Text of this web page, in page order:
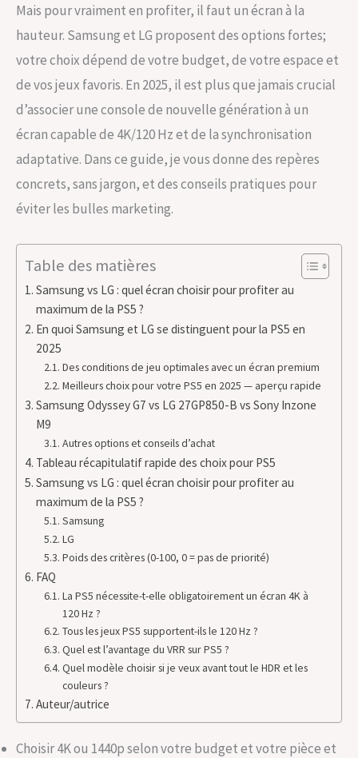
Mais pour vraiment en profiter, il faut un écran à la
hauteur. Samsung et LG proposent des options fortes;
votre choix dépend de votre budget, de votre espace et
de vos jeux favoris. En 2025, il est plus que jamais crucial
d’associer une console de nouvelle génération à un
écran capable de 4K/120 Hz et de la synchronisation
adaptative. Dans ce guide, je vous donne des repères
concrets, sans jargon, et des conseils pratiques pour
éviter les bulles marketing.
Table des matières
Samsung vs LG : quel écran choisir pour profiter au
maximum de la PS5 ?
En quoi Samsung et LG se distinguent pour la PS5 en
2025
Des conditions de jeu optimales avec un écran premium
Meilleurs choix pour votre PS5 en 2025 — aperçu rapide
Samsung Odyssey G7 vs LG 27GP850-B vs Sony Inzone
M9
Autres options et conseils d’achat
Tableau récapitulatif rapide des choix pour PS5
Samsung vs LG : quel écran choisir pour profiter au
maximum de la PS5 ?
Samsung
LG
Poids des critères (0-100, 0 = pas de priorité)
FAQ
La PS5 nécessite-t-elle obligatoirement un écran 4K à
120 Hz ?
Tous les jeux PS5 supportent-ils le 120 Hz ?
Quel est l’avantage du VRR sur PS5 ?
Quel modèle choisir si je veux avant tout le HDR et les
couleurs ?
Auteur/autrice
Choisir 4K ou 1440p selon votre budget et votre pièce et